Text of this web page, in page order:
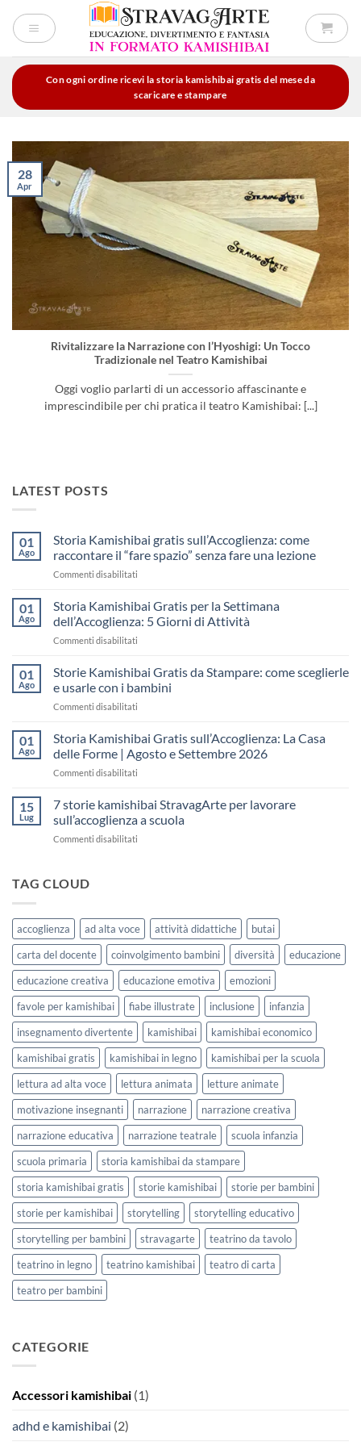
Con ogni ordine ricevi la storia kamishibai gratis del mese da
scaricare e stampare
Rivitalizzare la Narrazione con l’Hyoshigi: Un Tocco
Tradizionale nel Teatro Kamishibai
Oggi voglio parlarti di un accessorio affascinante e
imprescindibile per chi pratica il teatro Kamishibai: [...]
28
Apr
LATEST POSTS
01
Ago
Storia Kamishibai gratis sull’Accoglienza: come
raccontare il “fare spazio” senza fare una lezione
Commenti disabilitati
Kamishibai
sull’Accoglienza:
il
“fare
una
lezione
01
Ago
Storia Kamishibai Gratis per la Settimana
dell’Accoglienza: 5 Giorni di Attività
Commenti disabilitati
Kamishibai
per
dell’Accoglienza:
Giorni
01
Ago
Storie Kamishibai Gratis da Stampare: come sceglierle
e usarle con i bambini
Commenti disabilitati
Kamishibai
da
sceglierle
01
Ago
Storia Kamishibai Gratis sull’Accoglienza: La Casa
delle Forme | Agosto e Settembre 2026
Commenti disabilitati
Kamishibai
sull’Accoglienza:
Settembre
2026
15
Lug
7 storie kamishibai StravagArte per lavorare
sull’accoglienza a scuola
Commenti disabilitati
lavorare
sull’accoglienza
a
scuola
TAG CLOUD
accoglienza ad alta voce attività didattiche
butai
carta del docente
coinvolgimento bambini diversità
educazione
educazione creativa
educazione emotiva
emozioni
favole per kamishibai
fiabe illustrate inclusione
infanzia
insegnamento divertente
kamishibai
kamishibai economico
kamishibai gratis
kamishibai in legno
kamishibai per la scuola
lettura ad alta voce
lettura animata
letture animate
motivazione insegnanti
narrazione
narrazione creativa
narrazione educativa
narrazione teatrale
scuola infanzia
scuola primaria
storia kamishibai da stampare
storia kamishibai gratis
storie kamishibai
storie per bambini
storie per kamishibai
storytelling
storytelling educativo
storytelling per bambini
stravagarte
teatrino da tavolo
teatrino in legno
teatrino kamishibai
teatro di carta
teatro per bambini
CATEGORIE
Accessori kamishibai (1)
adhd e kamishibai (2)